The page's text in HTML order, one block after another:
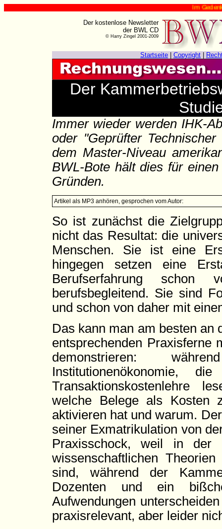
Im Gedenken
Der kostenlose Newsletter
der BWL CD
© Harry Zingel 2001-2009
Startseite Copyright
Der
Immer wieder werden IHK-
oder "Geprüfter
dem Master-Niveau
BWL-Bote hält dies für
Gründen.
Artikel als MP3 anhören, gesprochen vom Autor:
So ist zunächst die
nicht das Resultat: die
Menschen. Sie ist eine
hingegen setzen eine
Berufserfahrung
berufsbegleitend. Sie sind
und schon von daher mit
Das kann man am besten an
entsprechenden Praxisferne
demonstrieren:
Institutionenökonomie,
Transaktionskostenlehre
welche Belege als Kosten
aktivieren hat und warum.
seiner Exmatrikulation von
Praxisschock, weil in der
wissenschaftlichen
sind, während der
Dozenten und ein
Aufwendungen
praxisrelevant, aber leider